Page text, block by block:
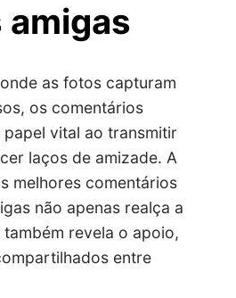
as fotos capturam
os comentários
papel vital ao transmitir
laços de amizade. A
melhores comentários
não apenas realça a
revela o apoio,
entre